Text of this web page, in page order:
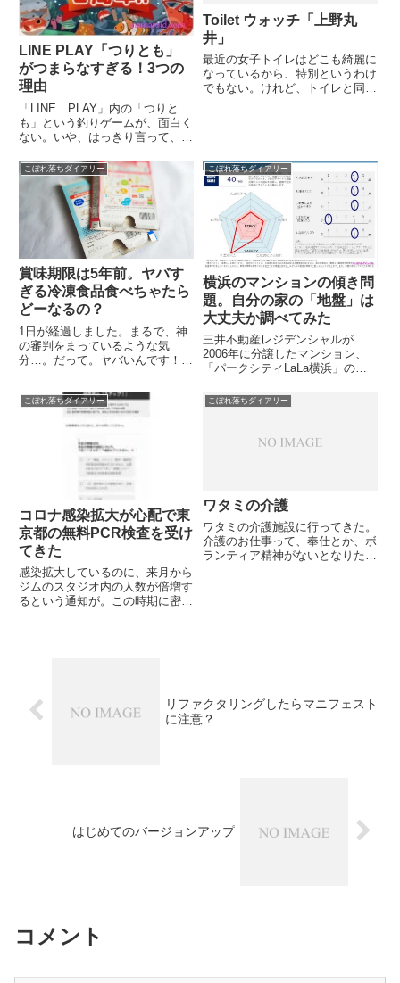
LINE PLAY「つりとも」
がつまらなすぎる！3つの
理由
「LINE PLAY」内の「つりと
も」という釣りゲームが、面白く
ない。いや、はっきり言って、つ
るイベントが駄作のオンパレー
ド。直近の新イベントに至って
は、魚を釣ったら、パズ
ル？？？？もう、運営に一言いい
たい！ば...
Toilet ウォッチ「上野丸
井」
最近の女子トイレはどこも綺麗に
なっているから、特別というわけ
でもない。けれど、トイレと同じ
ときにも便利だなぁ。
こぼれ落ちダイアリー
賞味期限は5年前。ヤバす
ぎる冷凍食品食べちゃたら
どーなるの？
1日が経過しました。まるで、神
の審判をまっているような気
分…。だって。ヤバいんです！賞
「だれか、フルーチェたべた
の？」コトの始まりは帰宅した夫
のそんな一言から。やべー、食べ
たの見つか...
こぼれ落ちダイアリー
横浜のマンションの傾き問
題。自分の家の「地盤」は
大丈夫か調べてみた
三井不動産レジデンシャルが
2006年に分譲したマンション、
「パークシティLaLa横浜」のい
となっています。これは、建設時
に必要な地盤調査の一部をせずに
事を行った可能性があり、また
こぼれ落ちダイアリー
コロナ感染拡大が心配で東
京都の無料PCR検査を受け
てきた
感染拡大しているのに、来月から
ジムのスタジオ内の人数が倍増す
るという通知が。この時期に密集
こぼれ落ちダイアリー
ワタミの介護
ワタミの介護施設に行ってきた。
介護のお仕事って、奉仕とか、ボ
ランティア精神がないとなりたた
リファクタリングしたらマニフェスト
に注意？
はじめてのバージョンアップ
コメント